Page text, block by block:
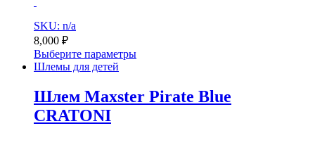
SKU: n/a
8,000 ₽
Выберите параметры
Шлемы для детей
Шлем Maxster Pirate Blue
CRATONI